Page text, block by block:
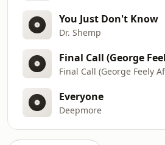
You Just Don't Know
Dr. Shemp
Everyone
Deepmore